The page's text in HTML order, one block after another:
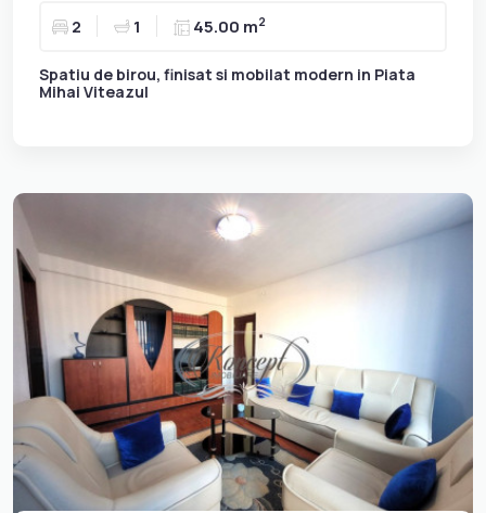
2 1 45.00 m2
Spatiu de birou, finisat si mobilat modern in Piata
Mihai Viteazul